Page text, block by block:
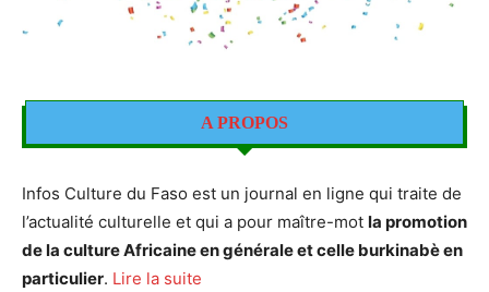
A PROPOS
Infos Culture du Faso est un journal en ligne qui traite de
l’actualité culturelle et qui a pour maître-mot la promotion
de la culture Africaine en générale et celle burkinabè en
particulier. Lire la suite